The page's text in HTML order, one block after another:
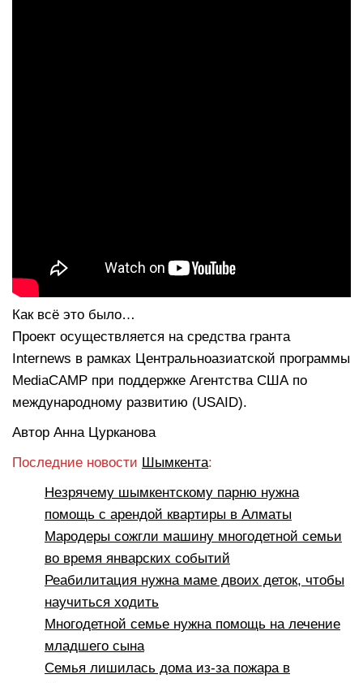
Как всё это было…
Проект осуществляется на средства гранта
Internews в рамках Центральноазиатской программы
MediaCAMP при поддержке Агентства США по
международному развитию (USAID).
Автор Анна Цурканова
Последние новости Шымкента:
Незрячему шымкентскому парню нужна
помощь с арендой квартиры в Алматы
Мародеры сожгли машину многодетной семьи
во время январских событий
Реабилитация нужна маме двоих деток, чтобы
научиться ходить
Многодетной семье нужна помощь на лечение
младшего сына
Семья лишилась дома из-за пожара в